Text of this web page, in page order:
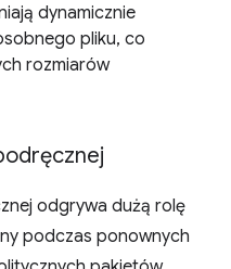
dynamicznie
pliku, co
rozmiarów
odgrywa dużą rolę
podczas ponownych